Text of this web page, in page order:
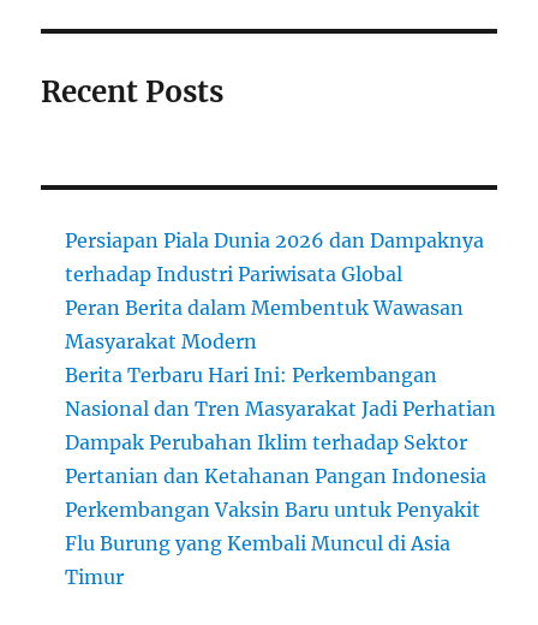
Recent Posts
Persiapan Piala Dunia 2026 dan Dampaknya
terhadap Industri Pariwisata Global
Peran Berita dalam Membentuk Wawasan
Masyarakat Modern
Berita Terbaru Hari Ini: Perkembangan
Nasional dan Tren Masyarakat Jadi Perhatian
Dampak Perubahan Iklim terhadap Sektor
Pertanian dan Ketahanan Pangan Indonesia
Perkembangan Vaksin Baru untuk Penyakit
Flu Burung yang Kembali Muncul di Asia
Timur